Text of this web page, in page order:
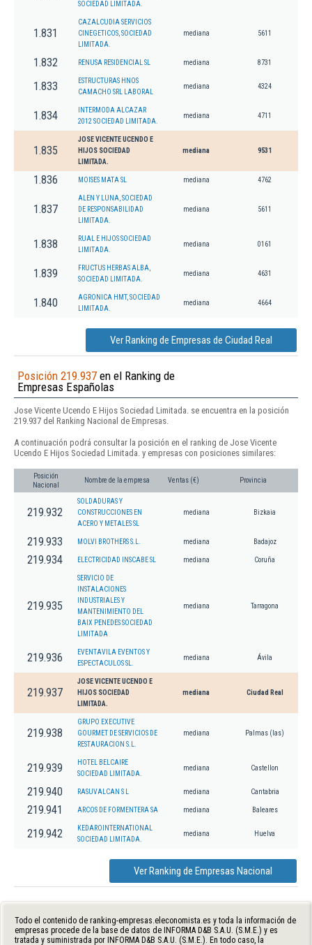
SOCIEDAD LIMITADA.
1.831
CAZALCUDIA SERVICIOS
CINEGETICOS, SOCIEDAD
LIMITADA.
mediana 5611
1.832 RENUSA RESIDENCIAL SL mediana 8731
1.833
ESTRUCTURAS HNOS
CAMACHO SRL LABORAL
mediana 4324
1.834
INTERMODA ALCAZAR
2012 SOCIEDAD LIMITADA.
mediana 4711
1.835
JOSE VICENTE UCENDO E
HIJOS SOCIEDAD
LIMITADA.
mediana 9531
1.836 MOISES MATA SL mediana 4762
1.837
ALEN Y LUNA, SOCIEDAD
DE RESPONSABILIDAD
LIMITADA.
mediana 5611
1.838
RUAL E HIJOS SOCIEDAD
LIMITADA.
mediana 0161
1.839
FRUCTUS HERBAS ALBA,
SOCIEDAD LIMITADA.
mediana 4631
1.840
AGRONICA HMT, SOCIEDAD
LIMITADA.
mediana 4664
Ver Ranking de Empresas de Ciudad Real
Posición 219.937 en el Ranking de
Empresas Españolas
Jose Vicente Ucendo E Hijos Sociedad Limitada. se encuentra en la posición
219.937 del Ranking Nacional de Empresas.
A continuación podrá consultar la posición en el ranking de Jose Vicente
Ucendo E Hijos Sociedad Limitada. y empresas con posiciones similares:
Posición
Nacional
Nombre de la empresa Ventas (€) Provincia
219.932
SOLDADURAS Y
CONSTRUCCIONES EN
ACERO Y METALES SL
mediana Bizkaia
219.933 MOLVI BROTHERS S.L. mediana Badajoz
219.934 ELECTRICIDAD INSCABE SL mediana Coruña
219.935
SERVICIO DE
INSTALACIONES
INDUSTRIALES Y
MANTENIMIENTO DEL
BAIX PENEDES SOCIEDAD
LIMITADA
mediana Tarragona
219.936
EVENTAVILA EVENTOS Y
ESPECTACULOS SL.
mediana Ávila
219.937
JOSE VICENTE UCENDO E
HIJOS SOCIEDAD
LIMITADA.
mediana Ciudad Real
219.938
GRUPO EXECUTIVE
GOURMET DE SERVICIOS DE
RESTAURACION S.L.
mediana Palmas (las)
219.939
HOTEL BELCAIRE
SOCIEDAD LIMITADA.
mediana Castellon
219.940 RASUVALCAN S L mediana Cantabria
219.941 ARCOS DE FORMENTERA SA mediana Baleares
219.942
KEDAROINTERNATIONAL
SOCIEDAD LIMITADA.
mediana Huelva
Ver Ranking de Empresas Nacional
Todo el contenido de ranking-empresas.eleconomista.es y toda la información de
empresas procede de la base de datos de INFORMA D&B S.A.U. (S.M.E.) y es
tratada y suministrada por INFORMA D&B S.A.U. (S.M.E.). En todo caso, la